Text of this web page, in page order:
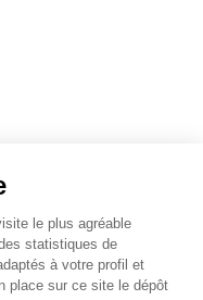
le plus agréable
statistiques de
à votre profil et
place sur ce site le dépôt